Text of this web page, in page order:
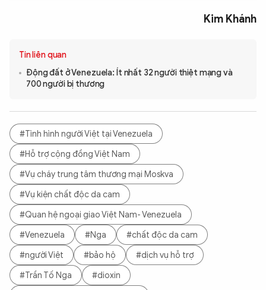
Kim Khánh
Tin liên quan
Động đất ở Venezuela: Ít nhất 32 người thiệt mạng và
700 người bị thương
#Tình hình người Việt tại Venezuela
#Hỗ trợ cộng đồng Việt Nam
#Vụ cháy trung tâm thương mại Moskva
#Vụ kiện chất độc da cam
#Quan hệ ngoại giao Việt Nam- Venezuela
#Venezuela
#Nga
#chất độc da cam
#người Việt
#bảo hộ
#dịch vụ hỗ trợ
#Trần Tố Nga
#dioxin